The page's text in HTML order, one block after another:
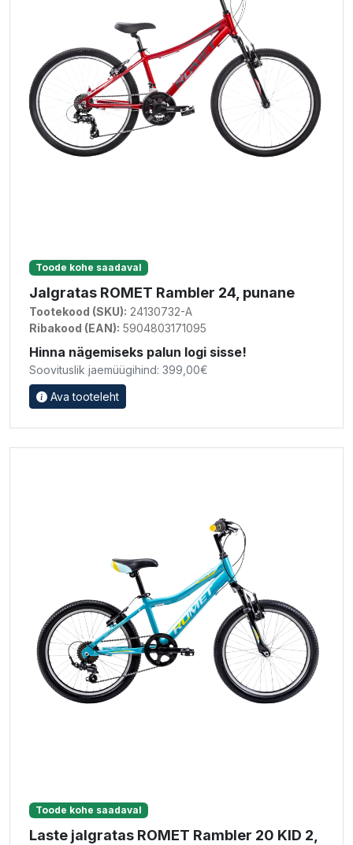
Toode kohe saadaval
Jalgratas ROMET Rambler 24, punane
Tootekood (SKU): 24130732-A
Ribakood (EAN): 5904803171095
Hinna nägemiseks palun logi sisse!
Soovituslik jaemüügihind: 399,00€
Ava tooteleht
Toode kohe saadaval
Laste jalgratas ROMET Rambler 20 KID 2,